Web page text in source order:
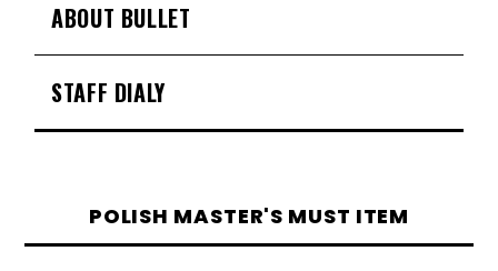
ABOUT BULLET
STAFF DIALY
POLISH MASTER'S MUST ITEM